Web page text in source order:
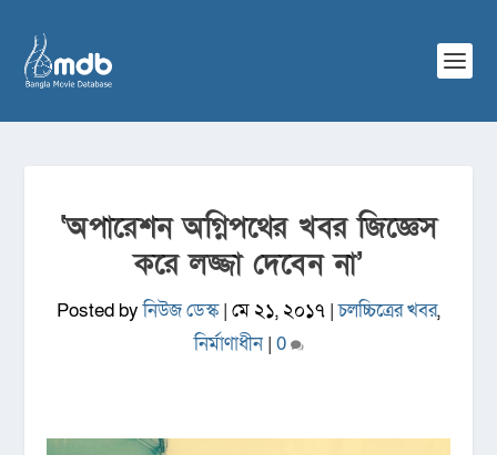
‘অপারেশন অগ্নিপথের খবর জিজ্ঞেস
করে লজ্জা দেবেন না’
Posted byনিউজ ডেস্ক| মে ২১, ২০১৭ |চলচ্চিত্রের খবর,
নির্মাণাধীন| 0